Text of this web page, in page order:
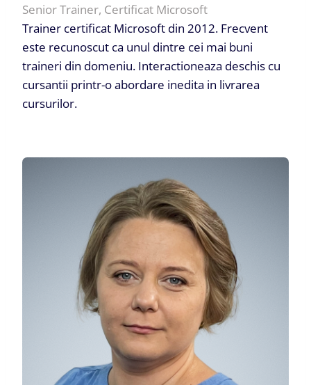
Senior Trainer, Certificat Microsoft
Trainer certificat Microsoft din 2012. Frecvent
este recunoscut ca unul dintre cei mai buni
traineri din domeniu. Interactioneaza deschis cu
cursantii printr-o abordare inedita in livrarea
cursurilor.